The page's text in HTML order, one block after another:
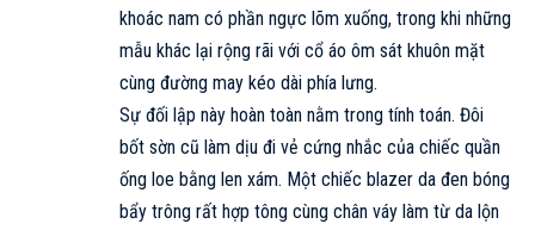
khoác nam có phần ngực lõm xuống, trong khi những
mẫu khác lại rộng rãi với cổ áo ôm sát khuôn mặt
cùng đường may kéo dài phía lưng.
Sự đối lập này hoàn toàn nằm trong tính toán. Đôi
bốt sờn cũ làm dịu đi vẻ cứng nhắc của chiếc quần
ống loe bằng len xám. Một chiếc blazer da đen bóng
bẩy trông rất hợp tông cùng chân váy làm từ da lộn